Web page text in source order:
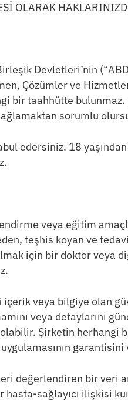
OLARAK
Devletleri’nin
Çözümler ve
bir taahhütte
sorumlu
edersiniz. 18
veya eğitim
teşhis koyan ve
için bir doktor
veya bilgiye olan
veya detaylarını
Şirketin herhangi
garantisini
değerlendiren bir veri
sağlayıcı ilişkisi